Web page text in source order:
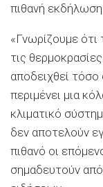
πιθανή εκδήλωση
«Γνωρίζουμε ότι
τις
αποδειχθεί
περιμένει μια
κλιματικό
δεν αποτελούν
πιθανό οι
σημαδευτούν